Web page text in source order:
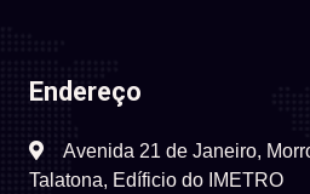
Endereço
Avenida 21 de Janeiro,
Talatona, Edíficio do IMETRO